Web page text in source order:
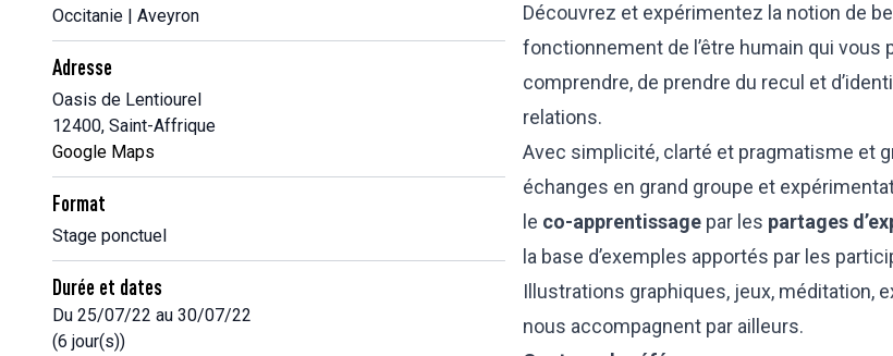
Occitanie | Aveyron
Adresse
Oasis de Lentiourel
12400, Saint-Affrique
Google Maps
Format
Stage ponctuel
Durée et dates
Du 25/07/22 au 30/07/22
(6 jour(s))
Découvrez et expérimentez la notion de
fonctionnement de l’être humain qui
comprendre, de prendre du recul et
relations.
Avec simplicité, clarté et pragmatisme et
échanges en grand groupe et
le co-apprentissage par les partages
la base d’exemples apportés par les
Illustrations graphiques, jeux, méditation,
nous accompagnent par ailleurs.